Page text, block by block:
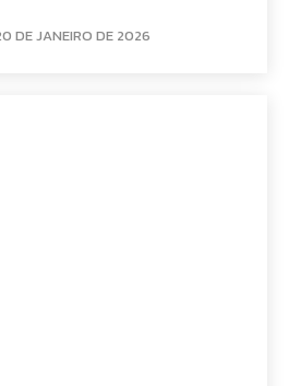
DE JANEIRO DE 2026